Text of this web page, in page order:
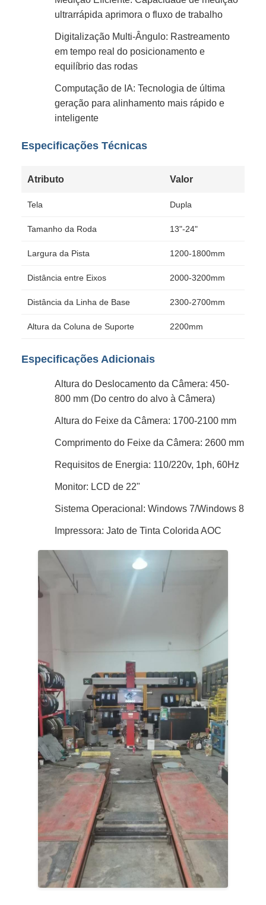
ultrarrápida aprimora o fluxo de trabalho
Digitalização Multi-Ângulo: Rastreamento
em tempo real do posicionamento e
equilíbrio das rodas
Computação de IA: Tecnologia de última
geração para alinhamento mais rápido e
inteligente
Especificações Técnicas
Atributo Valor
Tela Dupla
Tamanho da Roda 13"-24"
Largura da Pista 1200-1800mm
Distância entre Eixos 2000-3200mm
Distância da Linha de Base 2300-2700mm
Altura da Coluna de Suporte 2200mm
Especificações Adicionais
Altura do Deslocamento da Câmera: 450-
800 mm (Do centro do alvo à Câmera)
Altura do Feixe da Câmera: 1700-2100 mm
Comprimento do Feixe da Câmera: 2600 mm
Requisitos de Energia: 110/220v, 1ph, 60Hz
Monitor: LCD de 22"
Sistema Operacional: Windows 7/Windows 8
Impressora: Jato de Tinta Colorida AOC